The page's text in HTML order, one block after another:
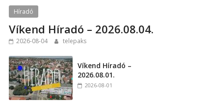
Híradó
Víkend Híradó – 2026.08.04.
2026-08-04 telepaks
Víkend Híradó –
2026.08.01.
2026-08-01